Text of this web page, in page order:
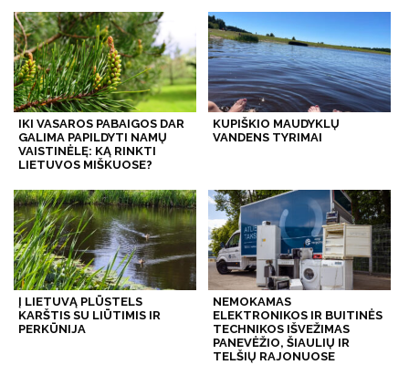
IKI VASAROS PABAIGOS DAR
GALIMA PAPILDYTI NAMŲ
VAISTINĖLĘ: KĄ RINKTI
LIETUVOS MIŠKUOSE?
KUPIŠKIO MAUDYKLŲ
VANDENS TYRIMAI
Į LIETUVĄ PLŪSTELS
KARŠTIS SU LIŪTIMIS IR
PERKŪNIJA
NEMOKAMAS
ELEKTRONIKOS IR BUITINĖS
TECHNIKOS IŠVEŽIMAS
PANEVĖŽIO, ŠIAULIŲ IR
TELŠIŲ RAJONUOSE